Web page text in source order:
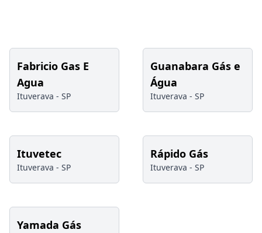
Fabricio Gas E
Agua
Ituverava - SP
Guanabara Gás e
Água
Ituverava - SP
Ituvetec
Ituverava - SP
Rápido Gás
Ituverava - SP
Yamada Gás